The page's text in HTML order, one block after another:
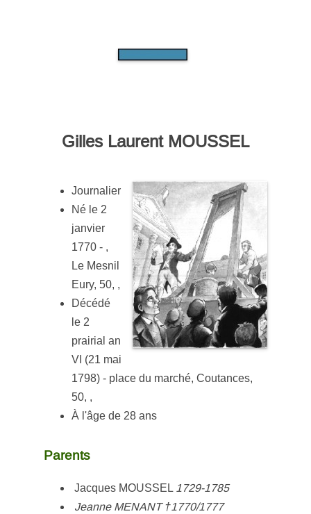
Gilles Laurent MOUSSEL
Journalier
Né le 2
janvier
1770 - ,
Le Mesnil
Eury, 50, ,
Décédé
le 2
prairial an
VI (21 mai
1798) - place du marché, Coutances,
50, ,
À l'âge de 28 ans
Parents
Jacques MOUSSEL 1729-1785
Jeanne MENANT†1770/1777